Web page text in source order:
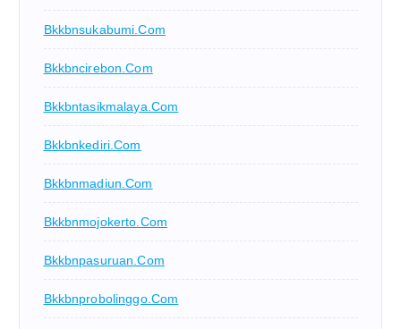
Bkkbnsukabumi.com
Bkkbncirebon.com
Bkkbntasikmalaya.com
Bkkbnkediri.com
Bkkbnmadiun.com
Bkkbnmojokerto.com
Bkkbnpasuruan.com
Bkkbnprobolinggo.com